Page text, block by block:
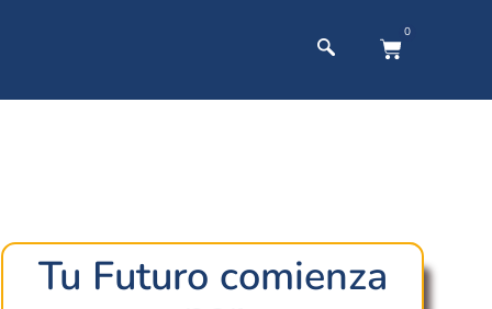
0
Tu Futuro comienza